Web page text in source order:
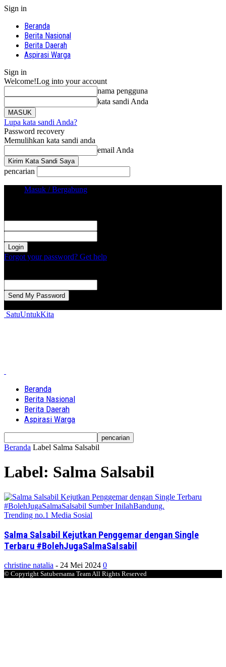
Sign in
Beranda
Berita Nasional
Berita Daerah
Aspirasi Warga
Sign in
Welcome!Log into your account
nama pengguna
kata sandi Anda
Lupa kata sandi Anda?
Password recovery
Memulihkan kata sandi anda
email Anda
pencarian
Masuk / Bergabung
Forgot your password? Get help
SatuUntukKita
Beranda
Berita Nasional
Berita Daerah
Aspirasi Warga
Beranda Label Salma Salsabil
Label: Salma Salsabil
Trending no.1 Media Sosial
Salma Salsabil Kejutkan Penggemar dengan Single
Terbaru #BolehJugaSalmaSalsabil
christine natalia - 24 Mei 2024 0
© Copyright Satubersama Team All Rights Reserved